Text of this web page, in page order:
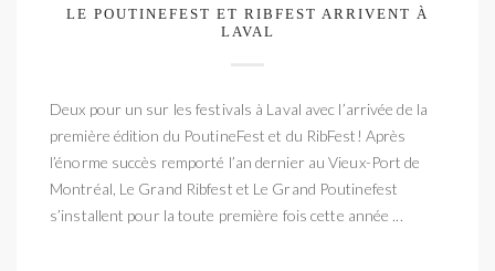
LE POUTINEFEST ET RIBFEST ARRIVENT À
LAVAL
Deux pour un sur les festivals à Laval avec l’arrivée de la
première édition du PoutineFest et du RibFest! Après
l’énorme succès remporté l’an dernier au Vieux­-Port de
Montréal, L​e Grand Ribfest et L​e Grand Poutinefest
s’installent pour la toute première fois cette année ...